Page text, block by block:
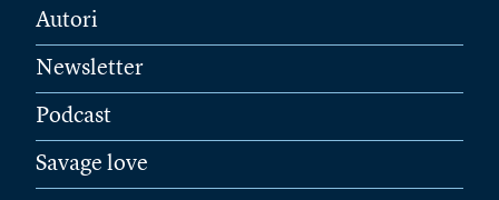
Autori
Newsletter
Podcast
Savage love